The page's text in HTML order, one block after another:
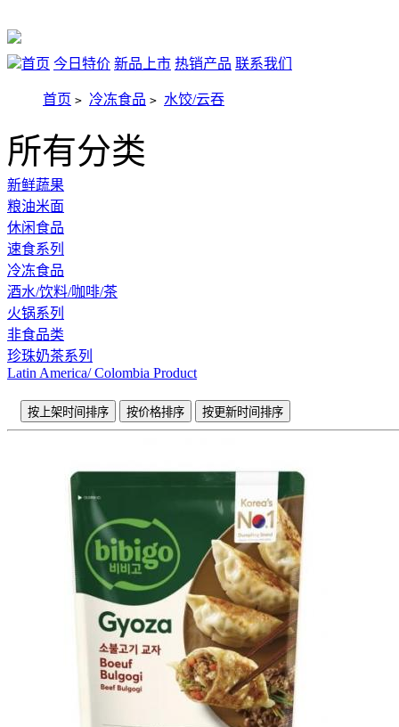
首页 今日特价 新品上市 热销产品 联系我们
首页 > 冷冻食品 > 水饺/云吞
所有分类
新鲜蔬果
粮油米面
休闲食品
速食系列
冷冻食品
酒水/饮料/咖啡/茶
火锅系列
非食品类
珍珠奶茶系列
Latin America/ Colombia Product
按上架时间排序 按价格排序 按更新时间排序